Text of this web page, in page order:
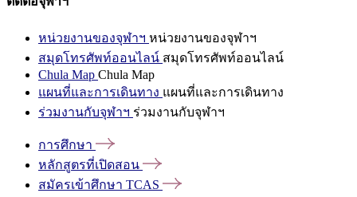
หน่วยงานของจุฬาฯ หน่วยงานของจุฬาฯ
สมุดโทรศัพท์ออนไลน์ สมุดโทรศัพท์ออนไลน์
Chula Map Chula Map
แผนที่และการเดินทาง แผนที่และการเดินทาง
ร่วมงานกับจุฬาฯ ร่วมงานกับจุฬาฯ
การศึกษา
หลักสูตรที่เปิดสอน
สมัครเข้าศึกษา TCAS